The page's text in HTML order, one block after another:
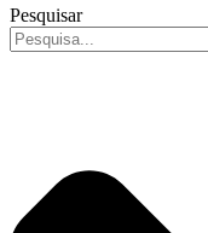
antes de…
Pesquisar